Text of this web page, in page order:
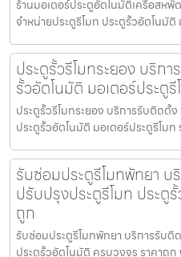
ร้านมอเตอร์ประตูอัตโนมัติเครือสห
จำหน่ายประตูรีโมท ประตูรั้วอัตโนมัติ
ประตูรั้วรีโมทระยอง บริก
รั้วอัตโนมัติ มอเตอร์ประตู
ประตูรั้วรีโมทระยอง บริการรับติดตั้
ประตูรั้วอัตโนมัติ มอเตอร์ประตูรีโม
รับซ่อมประตูรีโมทพัทยา
ปรับปรุงประตูรีโมท ประตู
ถูก
รับซ่อมประตูรีโมทพัทยา บริการรับ
ประตูรั้วอัตโนมัติ ครบวงจร ราคาถู